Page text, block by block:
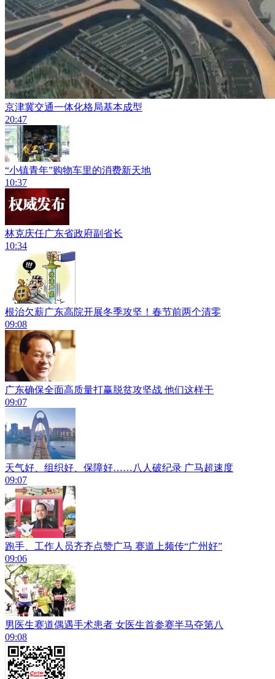
京津冀交通一体化格局基本成型
20:47
“小镇青年”购物车里的消费新天地
10:37
林克庆任广东省政府副省长
10:34
根治欠薪广东高院开展冬季攻坚！春节前两个清零
09:08
广东确保全面高质量打赢脱贫攻坚战 他们这样干
09:07
天气好、组织好、保障好……八人破纪录 广马超速度
09:07
跑手、工作人员齐齐点赞广马 赛道上频传“广州好”
09:06
男医生赛道偶遇手术患者 女医生首参赛半马夺第八
09:08